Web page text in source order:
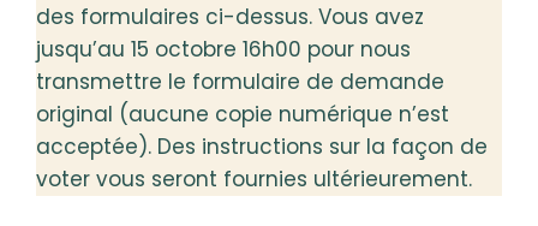
des formulaires ci-dessus. Vous avez
jusqu’au 15 octobre 16h00 pour nous
transmettre le formulaire de demande
original (aucune copie numérique n’est
acceptée). Des instructions sur la façon de
voter vous seront fournies ultérieurement.